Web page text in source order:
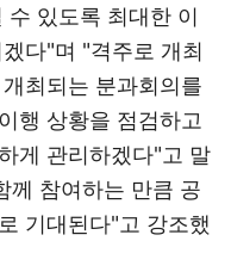
있도록 최대한 이
다"며 "격주로 개최
최되는 분과회의를
행 상황을 점검하고
게 관리하겠다"고 말
께 참여하는 만큼 공
기대된다"고 강조했